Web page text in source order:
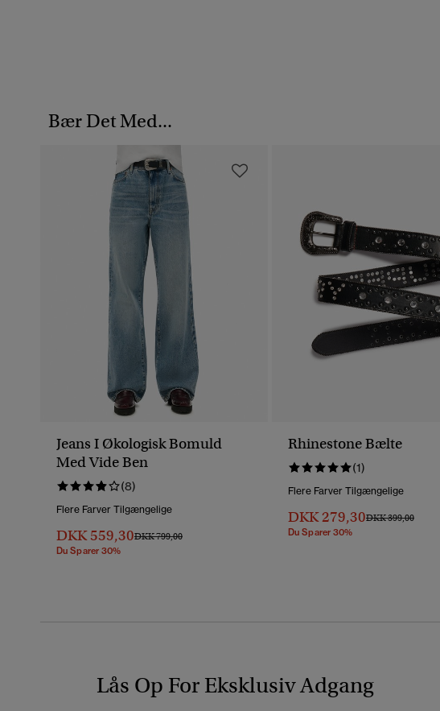
Bær Det Med...
Jeans I Økologisk Bomuld
Med Vide Ben
(8)
Flere Farver Tilgængelige
DKK 559,30Pris Nedsat Fra
DKK 799,00Til
Du Sparer 30%
Rhinestone Bælte
(1)
Flere Farver Tilgængelige
DKK 279,30Pris Nedsat Fra
DKK 399,00Til
Du Sparer 30%
Lås Op For Eksklusiv Adgang